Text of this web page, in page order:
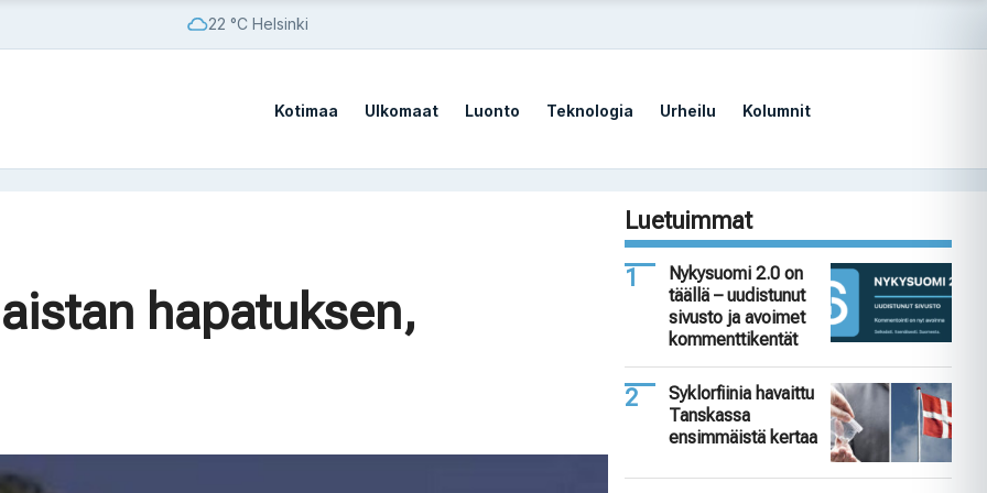
22 °C Helsinki
Kotimaa Ulkomaat Luonto Teknologia Urheilu Kolumnit
sotilastukikohdistahapatuksen,
Luetuimmat
Nykysuomi 2.0 on
täällä – uudistunut
sivusto ja avoimet
kommenttikentät
Syklorfiinia havaittu
Tanskassa
ensimmäistä kertaa